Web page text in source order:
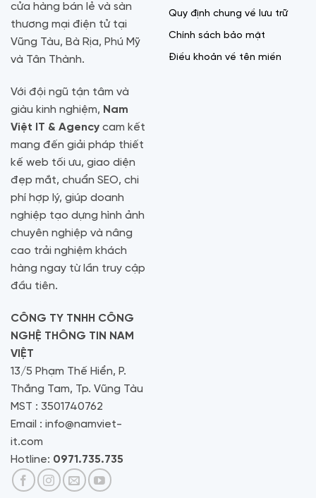
cửa hàng bán lẻ và sàn
thương mại điện tử tại
Vũng Tàu, Bà Rịa, Phú Mỹ
và Tân Thành.
Với đội ngũ tận tâm và
giàu kinh nghiệm, Nam
Việt IT & Agency cam kết
mang đến giải pháp thiết
kế web tối ưu, giao diện
đẹp mắt, chuẩn SEO, chi
phí hợp lý, giúp doanh
nghiệp tạo dựng hình ảnh
chuyên nghiệp và nâng
cao trải nghiệm khách
hàng ngay từ lần truy cập
đầu tiên.
CÔNG TY TNHH CÔNG
NGHỆ THÔNG TIN NAM
VIỆT
13/5 Phạm Thế Hiển, P.
Thắng Tam, Tp. Vũng Tàu
MST : 3501740762
Email : info@namviet-
it.com
Hotline: 0971.735.735
Quy định chung về lưu trữ
Chính sách bảo mật
Điều khoản về tên miền